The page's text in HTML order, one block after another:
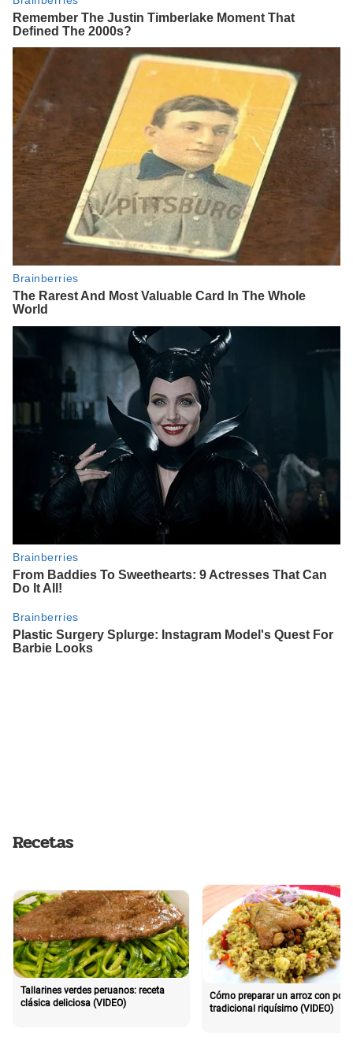
Recetas
Tallarines verdes peruanos: receta
clásica deliciosa (VIDEO)
Cómo preparar un arroz con pollo
tradicional riquísimo (VIDEO)